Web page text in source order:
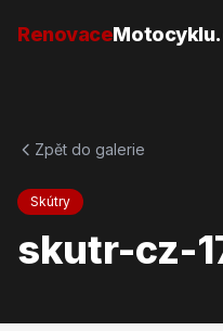
Renovace
Zpět do galerie
Skútry
skutr-cz-